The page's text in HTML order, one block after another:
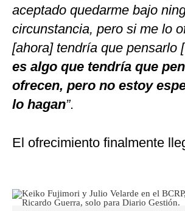
aceptado quedarme bajo
circunstancia, pero si me lo
[ahora] tendría que
es algo que tendría que
ofrecen, pero no estoy
lo hagan”.
El ofrecimiento finalmente